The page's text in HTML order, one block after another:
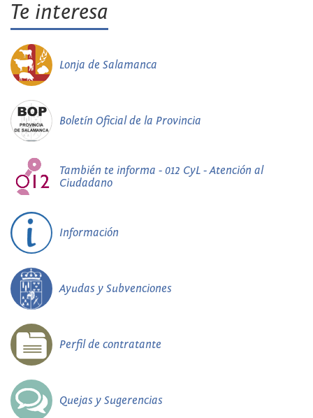
Te interesa
Lonja de Salamanca
Boletín Oficial de la Provincia
También te informa - 012 CyL - Atención al
Ciudadano
Información
Ayudas y Subvenciones
Perfil de contratante
Quejas y Sugerencias